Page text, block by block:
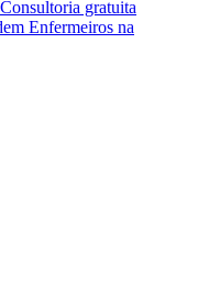
gratuita
Enfermeiros na